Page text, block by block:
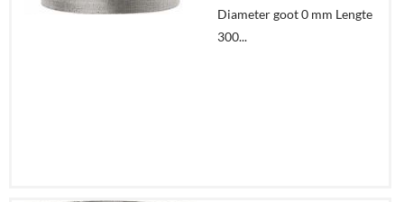
Diameter goot 0 mm Lengte
300...